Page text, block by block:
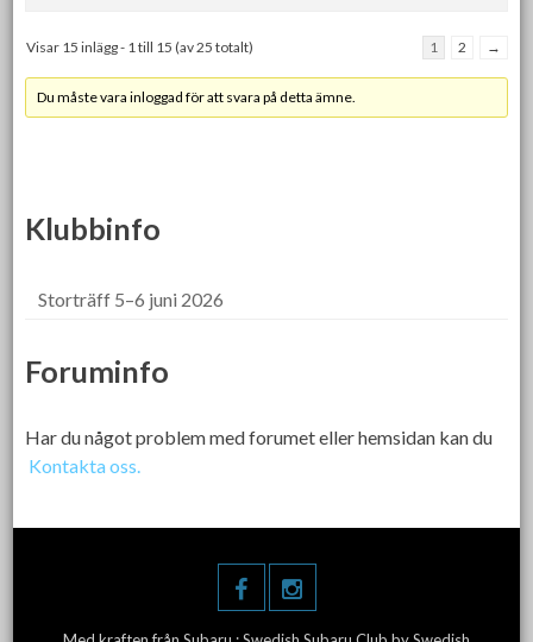
Visar 15 inlägg - 1 till 15 (av 25 totalt) 1 2 →
Du måste vara inloggad för att svara på detta ämne.
Klubbinfo
Storträff 5–6 juni 2026
Foruminfo
Har du något problem med forumet eller hemsidan kan du
Kontakta oss.